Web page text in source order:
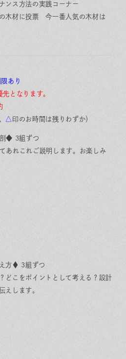
ンス方法の実践コーナー
木材に投票 今一番人気の木材は
あり
となります。
△ 印のお時間は残りわずか）
◆ 3組ずつ
あれこれご説明します。お楽しみ
方♦ 3組ずつ
どこをポイントとして考える？設計
えします。